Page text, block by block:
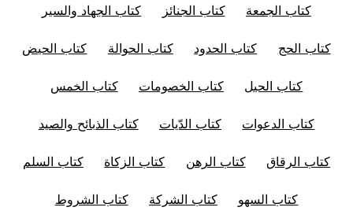
كتاب الجمعة كتاب الجنائز كتاب الجهاد والسير
كتاب الحج كتاب الحدود كتاب الحوالة كتاب الحيض
كتاب الحيل كتاب الخصومات كتاب الخمس
كتاب الدعوات كتاب الدّيات كتاب الذبائح والصيد
كتاب الرقاق كتاب الرهن كتاب الزكاة كتاب السلم
كتاب السهو كتاب الشركة كتاب الشروط